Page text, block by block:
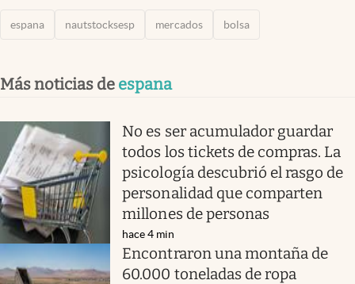
espana nautstocksesp mercados bolsa
Más noticias de espana
No es ser acumulador guardar
todos los tickets de compras. La
psicología descubrió el rasgo de
personalidad que comparten
millones de personas
hace 4 min
Encontraron una montaña de
60.000 toneladas de ropa